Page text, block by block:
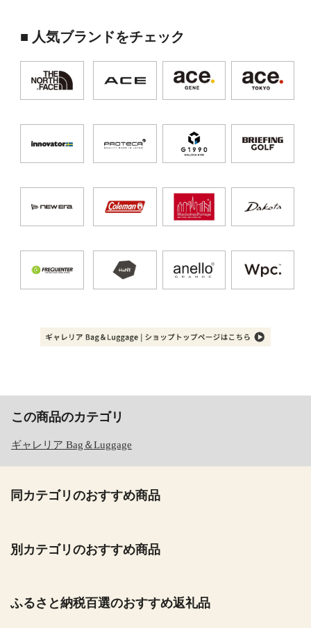
■ 人気ブランドをチェック
この商品のカテゴリ
ギャレリア Bag＆Luggage
同カテゴリのおすすめ商品
別カテゴリのおすすめ商品
ふるさと納税百選のおすすめ返礼品